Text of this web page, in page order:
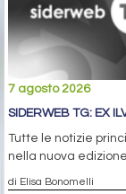
7 agosto 2026
SIDERWEB TG: EX
Tutte le notizie
nella nuova
di Elisa Bonomelli